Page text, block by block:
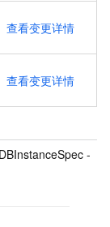
查看变更详情
查看变更详情
-